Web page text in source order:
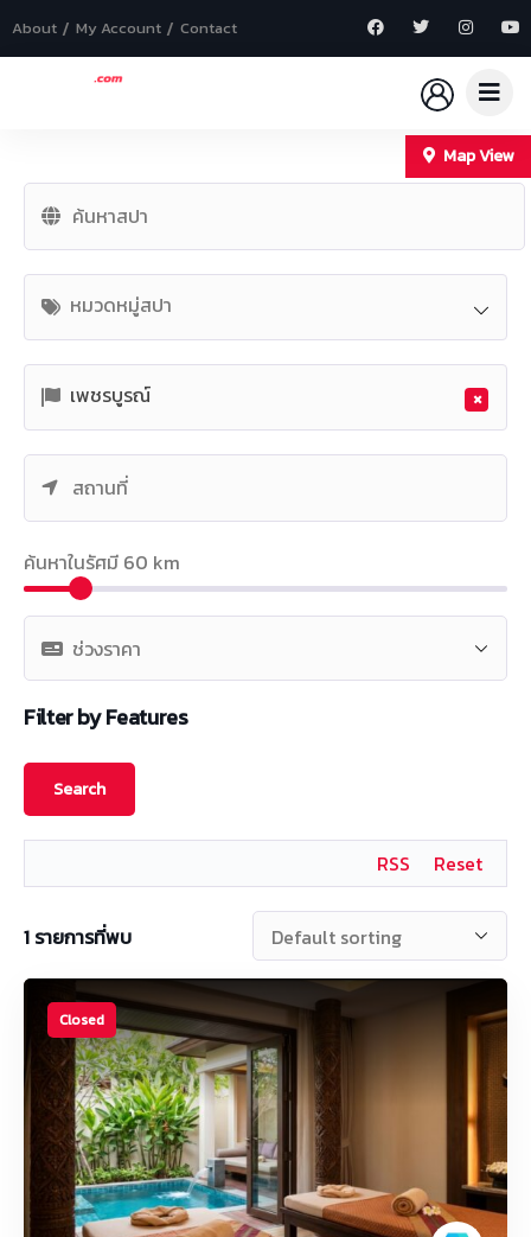
About My Account Contact
Map View
หมวดหมู่สปา
×
เพชรบูรณ์
ค้นหาในรัศมี 60 km
Filter by Features
Reset
RSS
1 รายการที่พบ
Closed
−